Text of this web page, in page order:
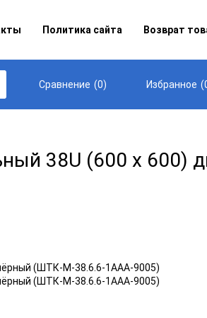
Политика сайта Возврат
Сравнение (0) Избранное (
38U (600 х 600)